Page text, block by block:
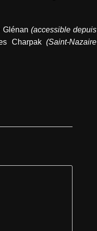
Glénan (accessible depuis
Charpak(Saint-Nazaire